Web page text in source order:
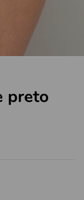
preto